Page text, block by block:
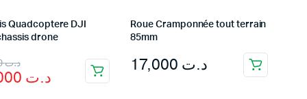
Quadcoptere DJI
drone
د.ت99,000
د.ت
Roue Cramponnée tout terrain
85mm
د.ت